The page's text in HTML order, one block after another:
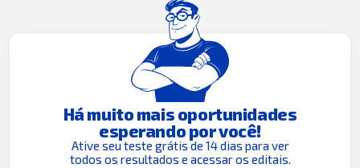
Há muito mais oportunidades
esperando por você!
Ative seu teste grátis de 14 dias para ver
todos os resultados e acessar os editais.